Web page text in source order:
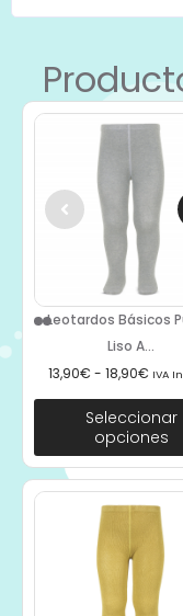
Leotardos Básicos
Liso A...
13,90€ - 18,90€ IVA
Seleccionar
opciones